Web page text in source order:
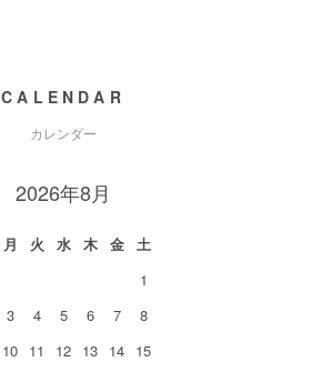
CALENDAR
カレンダー
2026年8月
月 火 水 木 金
土
1
3 4 5 6 7
8
10 11 12 13 14 15